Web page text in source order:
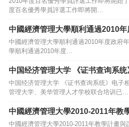
度百名優秀學員評選工作即將開…
中國經濟管理大學順利通過2010
中國經濟管理大學順利通過2010年度政府
學順利通過2010年度…
中国经济管理大学 《证书查询系
通知
中国经济管理大学 《证书查询系统》电子
管理大学、美华管理人才学校联合培训已…
中國經濟管理大學2010-2011年教
中國經濟管理大學2010-2011年教學計畫